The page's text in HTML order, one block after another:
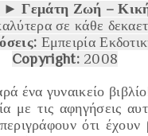
► Γεμάτη Ζωή – Κική
σε κάθε
Εμπειρία
Copyright:2008
ένα γυναικείο
με τις αφηγήσεις
ότι